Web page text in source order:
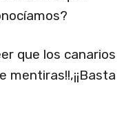
que los canarios
mentiras!!,¡¡Basta